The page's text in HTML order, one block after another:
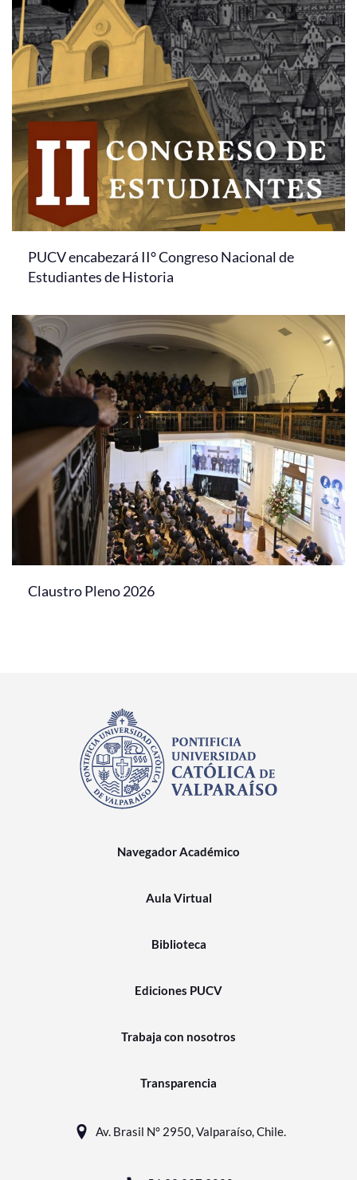
PUCV encabezará II° Congreso Nacional de
Estudiantes de Historia
Claustro Pleno 2026
Navegador Académico
Aula Virtual
Biblioteca
Ediciones PUCV
Trabaja con nosotros
Transparencia
Av. Brasil N° 2950, Valparaíso, Chile.